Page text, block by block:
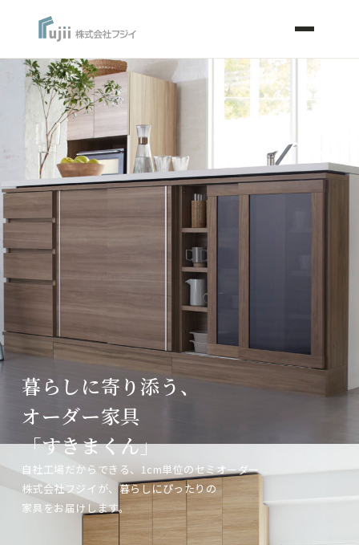
暮らしに寄り添う、
オーダー家具
「すきまくん」
自社工場だからできる、1cm単位のセミオーダー
株式会社フジイが、暮らしにぴったりの
家具をお届けします。
暮らしに寄り添う、
オーダー家具
「すきまくん」
自社工場だからできる、1cm単位のセミオーダー
株式会社フジイが、暮らしにぴったりの
家具をお届けします。
暮らしに寄り添う、
オーダー家具
「すきまくん」
自社工場だからできる、1cm単位のセミオーダー
株式会社フジイが、暮らしにぴったりの
家具をお届けします。